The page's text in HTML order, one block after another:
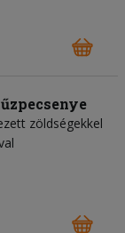
zöldségekkel